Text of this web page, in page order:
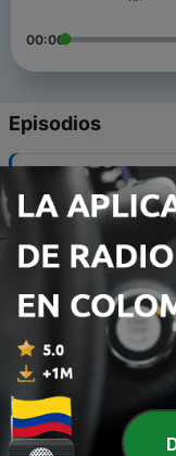
00:00
Episodios
#220
01 ago. 2026
222 - #219
18 jul. 2026
221 - #218 Die Box-
04 jul. 2026
220 - #217
Geist & Seele
20 jun. 2026